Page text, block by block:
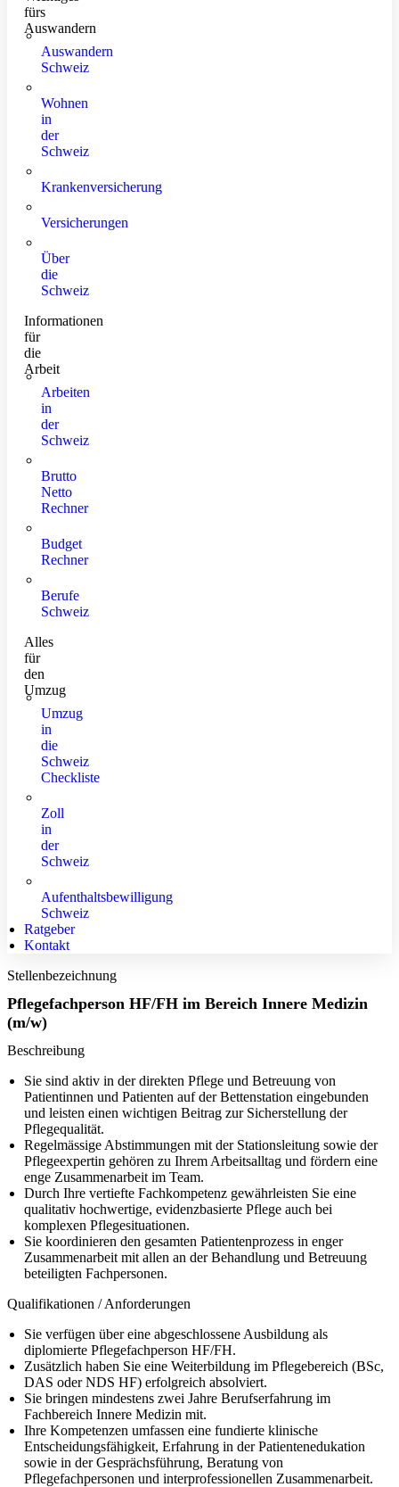
fürs
Auswandern
Auswandern
Schweiz
Wohnen
in
der
Schweiz
Krankenversicherung
Versicherungen
Über
die
Schweiz
Informationen
für
die
Arbeit
Arbeiten
in
der
Schweiz
Brutto
Netto
Rechner
Budget
Rechner
Berufe
Schweiz
Alles
für
den
Umzug
Umzug
in
die
Schweiz
Checkliste
Zoll
in
der
Schweiz
Aufenthaltsbewilligung
Schweiz
Ratgeber
Kontakt
Stellenbezeichnung
Pflegefachperson HF/FH im Bereich Innere Medizin
(m/w)
Beschreibung
Sie sind aktiv in der direkten Pflege und Betreuung von
Patientinnen und Patienten auf der Bettenstation eingebunden
und leisten einen wichtigen Beitrag zur Sicherstellung der
Pflegequalität.
Regelmässige Abstimmungen mit der Stationsleitung sowie der
Pflegeexpertin gehören zu Ihrem Arbeitsalltag und fördern eine
enge Zusammenarbeit im Team.
Durch Ihre vertiefte Fachkompetenz gewährleisten Sie eine
qualitativ hochwertige, evidenzbasierte Pflege auch bei
komplexen Pflegesituationen.
Sie koordinieren den gesamten Patientenprozess in enger
Zusammenarbeit mit allen an der Behandlung und Betreuung
beteiligten Fachpersonen.
Qualifikationen / Anforderungen
Sie verfügen über eine abgeschlossene Ausbildung als
diplomierte Pflegefachperson HF/FH.
Zusätzlich haben Sie eine Weiterbildung im Pflegebereich (BSc,
DAS oder NDS HF) erfolgreich absolviert.
Sie bringen mindestens zwei Jahre Berufserfahrung im
Fachbereich Innere Medizin mit.
Ihre Kompetenzen umfassen eine fundierte klinische
Entscheidungsfähigkeit, Erfahrung in der Patientenedukation
sowie in der Gesprächsführung, Beratung von
Pflegefachpersonen und interprofessionellen Zusammenarbeit.